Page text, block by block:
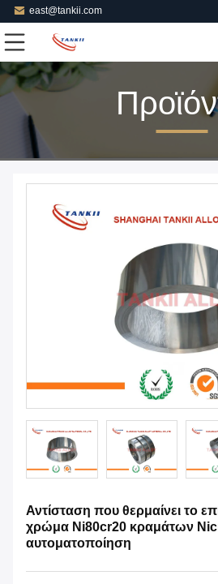
east@tankii.com
Αντίσταση που θερμαίνει το
χρώμα Ni80cr20 κραμάτων
αυτοματοποίηση